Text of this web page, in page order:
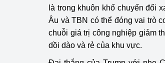
là trong khuôn khổ chuyển đổi
Âu và TBN có thể đóng vai trò
chuỗi giá trị công nghiệp giảm
dồi dào và rẻ của khu vực.